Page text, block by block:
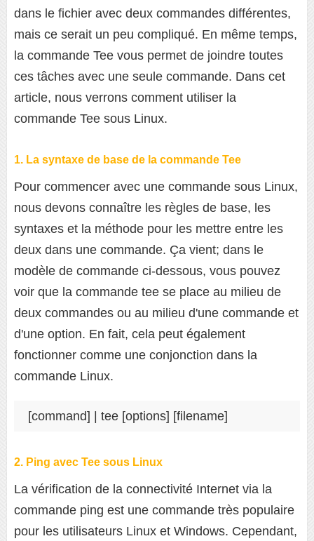
dans le fichier avec deux commandes différentes,
mais ce serait un peu compliqué. En même temps,
la commande Tee vous permet de joindre toutes
ces tâches avec une seule commande. Dans cet
article, nous verrons comment utiliser la
commande Tee sous Linux.
1. La syntaxe de base de la commande Tee
Pour commencer avec une commande sous Linux,
nous devons connaître les règles de base, les
syntaxes et la méthode pour les mettre entre les
deux dans une commande. Ça vient; dans le
modèle de commande ci-dessous, vous pouvez
voir que la commande tee se place au milieu de
deux commandes ou au milieu d'une commande et
d'une option. En fait, cela peut également
fonctionner comme une conjonction dans la
commande Linux.
[command] | tee [options] [filename]
2. Ping avec Tee sous Linux
La vérification de la connectivité Internet via la
commande ping est une commande très populaire
pour les utilisateurs Linux et Windows. Cependant,